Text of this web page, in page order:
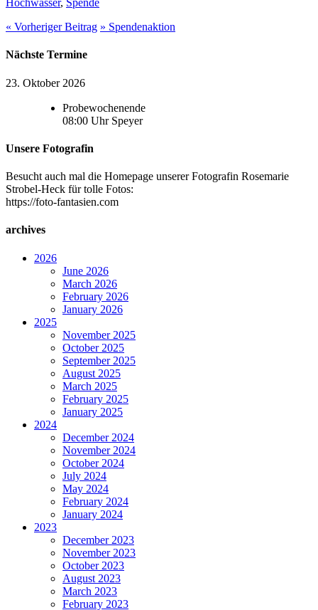
Hochwasser, Spende
« Vorheriger Beitrag » Spendenaktion
Nächste Termine
23. Oktober 2026
Probewochenende
08:00 Uhr Speyer
Unsere Fotografin
Besucht auch mal die Homepage unserer Fotografin Rosemarie
Strobel-Heck für tolle Fotos:
https://foto-fantasien.com
archives
2026
June 2026
March 2026
February 2026
January 2026
2025
November 2025
October 2025
September 2025
August 2025
March 2025
February 2025
January 2025
2024
December 2024
November 2024
October 2024
July 2024
May 2024
February 2024
January 2024
2023
December 2023
November 2023
October 2023
August 2023
March 2023
February 2023